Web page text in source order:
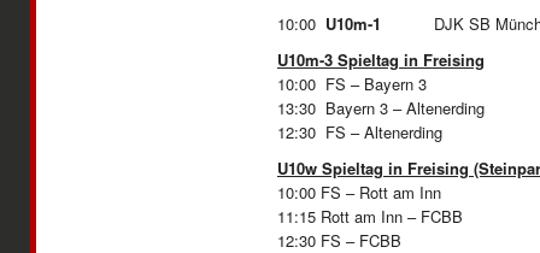
10:00 U10m-1
DJK SB
U10m-3 Spieltag in Freising
10:00 FS – Bayern 3
13:30 Bayern 3 – Altenerding
12:30 FS –
U10w Spieltag in Freising
10:00 FS – Rott am Inn
11:15 Rott am Inn – FCBB
12:30 FS – FCBB